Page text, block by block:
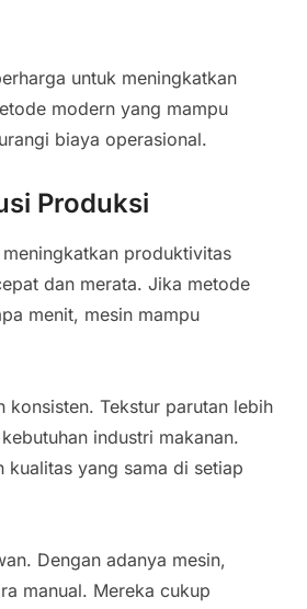
untuk meningkatkan
modern yang mampu
biaya operasional.
Produksi
produktivitas
dan merata. Jika metode
menit, mesin mampu
konsisten. Tekstur parutan lebih
industri makanan.
kualitas yang sama di setiap
Dengan adanya mesin,
manual. Mereka cukup